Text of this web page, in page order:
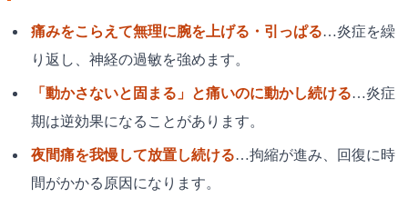
痛みをこらえて無理に腕を上げる・引っぱる…炎症を繰
り返し、神経の過敏を強めます。
「動かさないと固まる」と痛いのに動かし続ける…炎症
期は逆効果になることがあります。
夜間痛を我慢して放置し続ける…拘縮が進み、回復に時
間がかかる原因になります。